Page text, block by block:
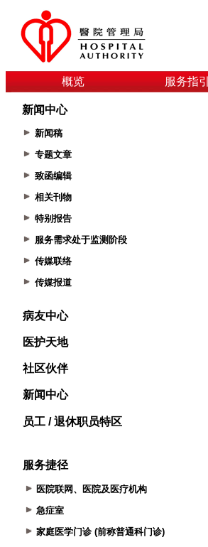
概览 服务指引
新闻中心
新闻稿
专题文章
致函编辑
相关刊物
特别报告
服务需求处于监测阶段
传媒联络
传媒报道
病友中心
医护天地
社区伙伴
新闻中心
员工 / 退休职员特区
服务捷径
医院联网、医院及医疗机构
急症室
家庭医学门诊 (前称普通科门诊)